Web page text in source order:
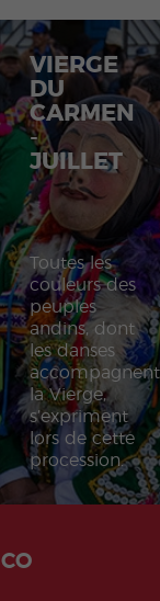
VIERGE
DU
CARMEN
-
JUILLET
Toutes les
couleurs des
peuples
andins, dont
les danses
accompagnent
la Vierge,
s’expriment
lors de cette
procession.